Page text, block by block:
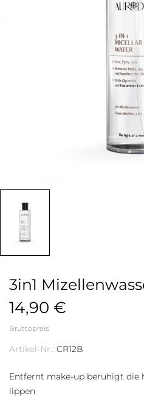
3in1
14,90 €
Bruttopreis
Artikel-Nr.: CR12B
Entfernt make-up beruhigt die
lippen